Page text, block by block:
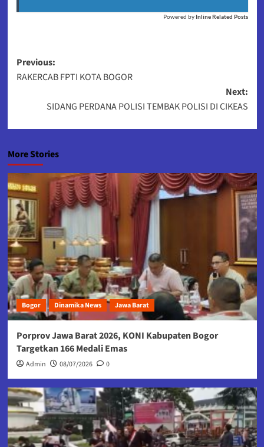
Powered by Inline Related Posts
Post
navigation
Previous:
RAKERCAB FPTI KOTA BOGOR
Next:
SIDANG PERDANA POLISI TEMBAK POLISI DI CIKEAS
More Stories
Bogor Dinamika News Jawa Barat
Porprov Jawa Barat 2026, KONI Kabupaten Bogor
Targetkan 166 Medali Emas
Admin 08/07/2026 0